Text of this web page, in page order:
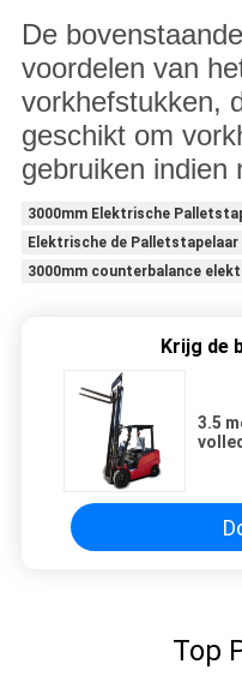
De
voordelen van
vorkhefstukken,
geschikt om
gebruiken indien
3000mm Elektrische
Elektrische de Palletstapelaar
3000mm counterbalance
Krijg de
3.5
Top